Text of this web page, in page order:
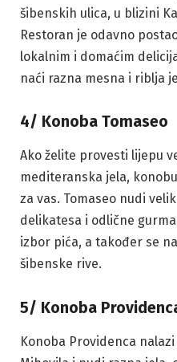
šibenskih ulica, u blizini
Restoran je odavno
lokalnim i domaćim
naći razna mesna i riblja
4/ Konoba Tomaseo
Ako želite provesti lijepu
mediteranska jela,
za vas. Tomaseo nudi
delikatesa i odlične
izbor pića, a također se
šibenske rive.
5/ Konoba
Konoba Providenca